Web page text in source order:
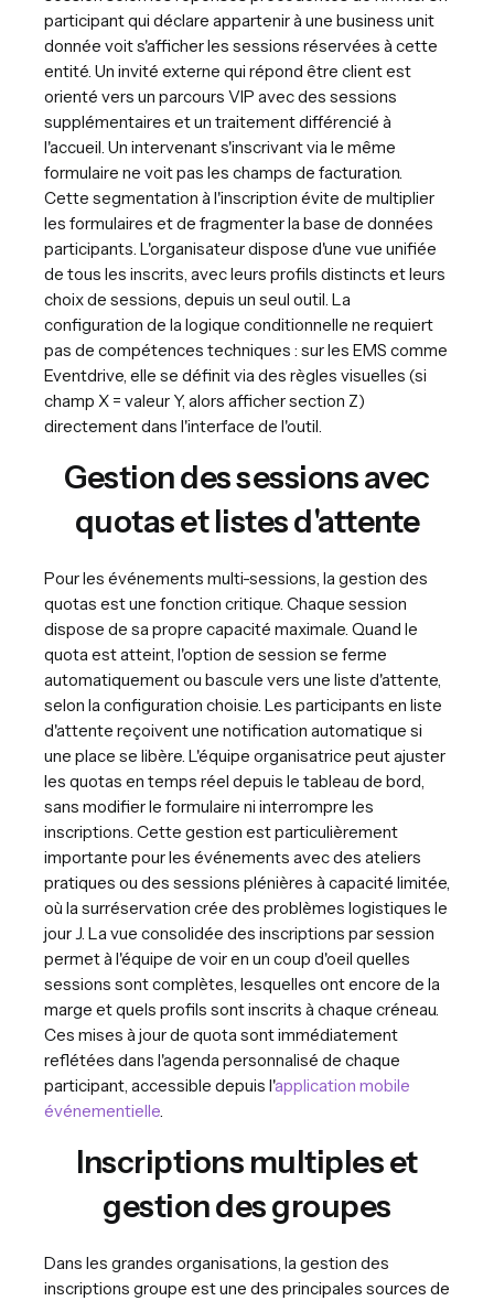
participant qui déclare appartenir à une business unit
donnée voit s'afficher les sessions réservées à cette
entité. Un invité externe qui répond être client est
orienté vers un parcours VIP avec des sessions
supplémentaires et un traitement différencié à
l'accueil. Un intervenant s'inscrivant via le même
formulaire ne voit pas les champs de facturation.
Cette segmentation à l'inscription évite de multiplier
les formulaires et de fragmenter la base de données
participants. L'organisateur dispose d'une vue unifiée
de tous les inscrits, avec leurs profils distincts et leurs
choix de sessions, depuis un seul outil. La
configuration de la logique conditionnelle ne requiert
pas de compétences techniques : sur les EMS comme
Eventdrive, elle se définit via des règles visuelles (si
champ X = valeur Y, alors afficher section Z)
directement dans l'interface de l'outil.
Gestion des sessions avec
quotas et listes d'attente
Pour les événements multi-sessions, la gestion des
quotas est une fonction critique. Chaque session
dispose de sa propre capacité maximale. Quand le
quota est atteint, l'option de session se ferme
automatiquement ou bascule vers une liste d'attente,
selon la configuration choisie. Les participants en liste
d'attente reçoivent une notification automatique si
une place se libère. L'équipe organisatrice peut ajuster
les quotas en temps réel depuis le tableau de bord,
sans modifier le formulaire ni interrompre les
inscriptions. Cette gestion est particulièrement
importante pour les événements avec des ateliers
pratiques ou des sessions plénières à capacité limitée,
où la surréservation crée des problèmes logistiques le
jour J. La vue consolidée des inscriptions par session
permet à l'équipe de voir en un coup d'oeil quelles
sessions sont complètes, lesquelles ont encore de la
marge et quels profils sont inscrits à chaque créneau.
Ces mises à jour de quota sont immédiatement
reflétées dans l'agenda personnalisé de chaque
participant, accessible depuis l'application mobile
événementielle
Inscriptions multiples et
gestion des groupes
Dans les grandes organisations, la gestion des
inscriptions groupe est une des principales sources de